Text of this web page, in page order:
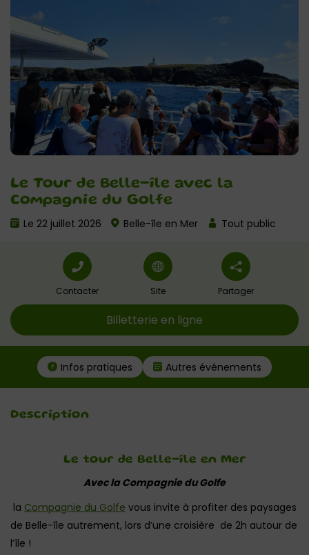
Le Tour de Belle-île avec la
Compagnie du Golfe
Le 22 juillet 2026 Belle-île en Mer Tout public
Contacter Site Partager
Billetterie en ligne
Infos pratiques Autres événements
Description
Le tour de Belle-île en Mer
Avec la Compagnie du Golfe
la Compagnie du Golfe vous invite à profiter des paysages
de Belle-île autrement, lors d’une croisière de 2h autour de
l’île !